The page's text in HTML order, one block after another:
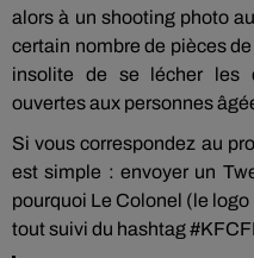
alors à un shooting photo
certain nombre de pièces
insolite de se lécher les
ouvertes aux personnes
Si vous correspondez au
est simple : envoyer un
pourquoi Le Colonel (le
tout suivi du hashtag